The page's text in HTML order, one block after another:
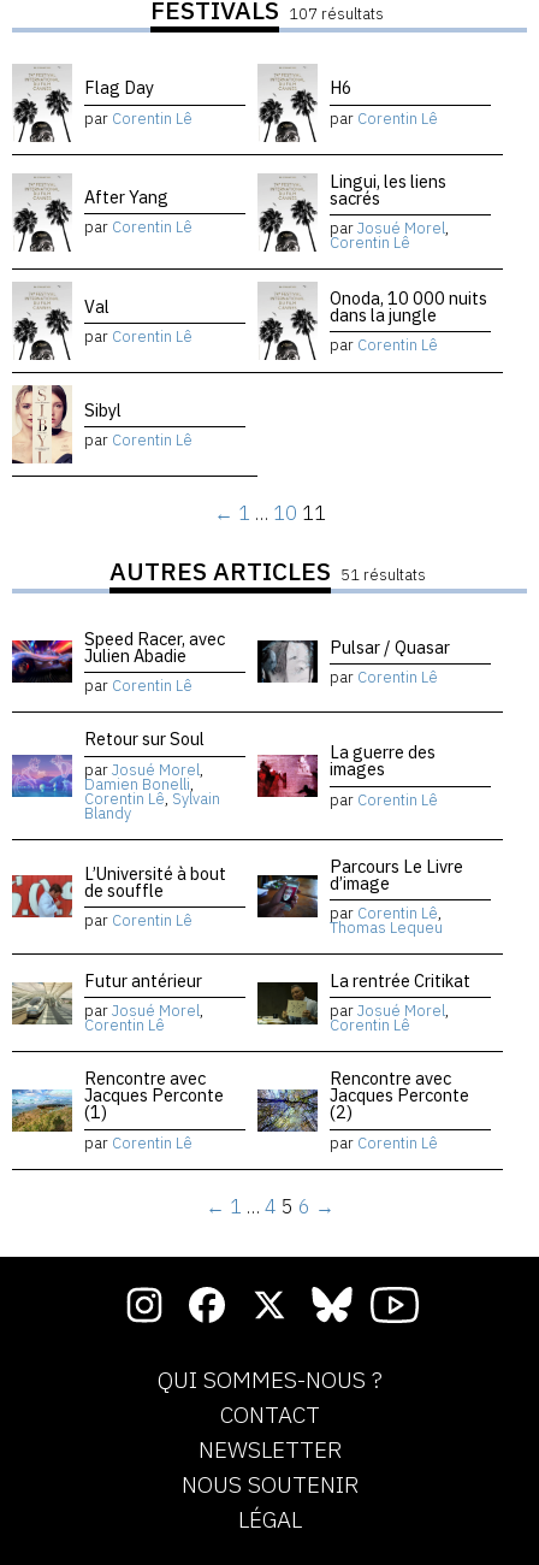
FESTIVALS 107 résultats
Flag Day
par Corentin Lê
H6
par Corentin Lê
After Yang
par Corentin Lê
Lingui, les liens
sacrés
parJosué Morel,
Corentin Lê
Val
par Corentin Lê
Onoda, 10 000 nuits
dans la jungle
par Corentin Lê
Sibyl
par Corentin Lê
← 1 … 10 11
AUTRES ARTICLES 51 résultats
Speed Racer, avec
Julien Abadie
par Corentin Lê
Pulsar / Quasar
par Corentin Lê
Retour sur Soul
parJosué Morel,
Damien Bonelli,
Corentin Lê, Sylvain
Blandy
La guerre des
images
par Corentin Lê
L’Université à bout
de souffle
par Corentin Lê
Parcours Le Livre
d’image
par Corentin Lê,
Thomas Lequeu
Futur antérieur
parJosué Morel,
Corentin Lê
La rentrée Critikat
parJosué Morel,
Corentin Lê
Rencontre avec
Jacques Perconte
(1)
par Corentin Lê
Rencontre avec
Jacques Perconte
(2)
par Corentin Lê
← 1 … 4 5 6 →
QUI SOMMES-NOUS ?
CONTACT
NEWSLETTER
NOUS SOUTENIR
LÉGAL